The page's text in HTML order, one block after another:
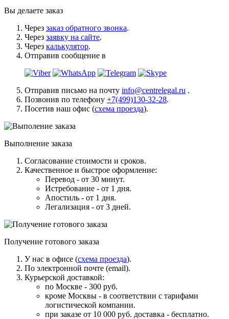
Вы делаете заказ
Через заказ обратного звонка.
Через заявку на сайте.
Через калькулятор.
Отправив сообщение в
Отправив письмо на почту info@centrelegal.ru .
Позвонив по телефону +7(499)130-32-28.
Посетив наш офис (схема проезда).
Выполнение заказа
Согласование стоимости и сроков.
Качественное и быстрое оформление:
Перевод - от 30 минут.
Истребование - от 1 дня.
Апостиль - от 1 дня.
Легализация - от 3 дней.
Получение готового заказа
У нас в офисе (схема проезда).
По электронной почте (email).
Курьерской доставкой:
по Москве - 300 руб.
кроме Москвы - в соответствии с тарифами
логистической компании.
при заказе от 10 000 руб. доставка - бесплатно.